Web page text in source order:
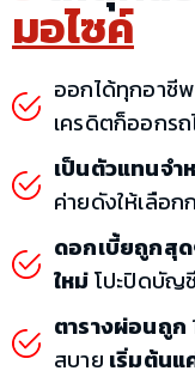
มอไซค์
ออกได้ทุกอาชีพ
เครดิตก็ออกร
เป็นตัวแทนจำ
ค่ายดังให้เลือก
ดอกเบี้ยถูกสุ
ใหม่โปะปิดบัญ
ตารางผ่อนถูก
สบาย เริ่มต้นแ